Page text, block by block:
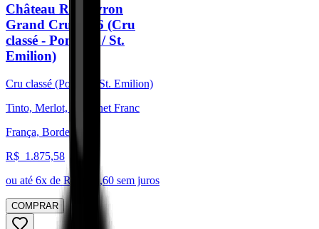
Château Rocheyron
Grand Cru 2016 (Cru
classé - Pomerol / St.
Emilion)
Cru classé (Pomerol/St. Emilion)
Tinto, Merlot, Cabernet Franc
França, Bordeaux
R$ 1.875,58
ou até 6x de R$ 312,60 sem juros
COMPRAR